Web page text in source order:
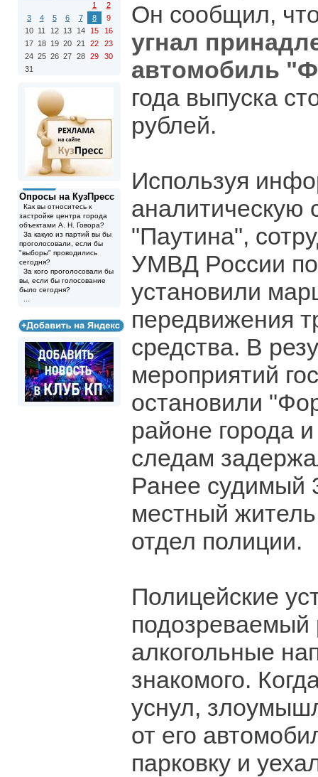
1
2
3
4 5 6 7 8
9
10 11 12 13 14 15
16
17 18 19 20 21 22
23
24 25 26 27 28 29
30
31
Опросы на КузПресс
Как вы относитесь к
застройке центра города
объектами А. Н. Говора?
За какую из партий вы бы
проголосовали, если бы
"выборы" проводились
сегодня?
За кого проголосовали бы
вы, если бы голосование
было сегодня?
Он сообщил,
угнал
автомобиль
года выпуска
рублей.
Используя
аналитическую
"Паутина",
УМВД России по
установили
передвижения
средства. В
мероприятий
остановили
районе города
следам
Ранее судимый
местный
отдел полиции.
Полицейские
подозреваемый
алкогольные
знакомого.
уснул,
от его
парковку и